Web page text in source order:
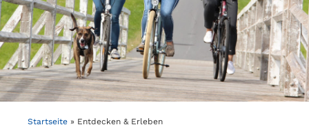
Startseite » Entdecken & Erleben